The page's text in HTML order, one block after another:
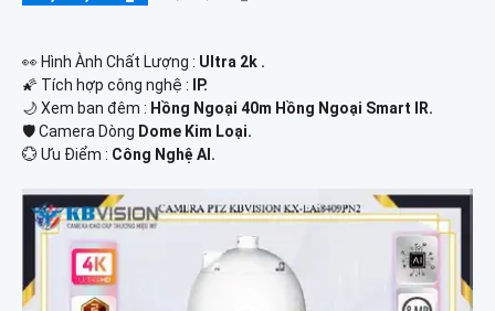
️👀 Hình Ành Chất Lượng : Ultra 2k .
🌠 Tích hợp công nghệ :
IP.
🌙 Xem ban đêm : Hồng Ngoại 40m Hồng Ngoại Smart IR.
🛡 Camera Dòng Dome Kim Loại.
️💮 Ưu Điểm : Công Nghệ AI.